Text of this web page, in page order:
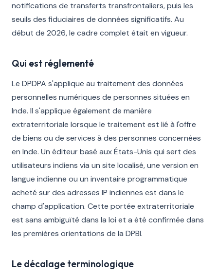
notifications de transferts transfrontaliers, puis les
seuils des fiduciaires de données significatifs. Au
début de 2026, le cadre complet était en vigueur.
Qui est réglementé
Le DPDPA s'applique au traitement des données
personnelles numériques de personnes situées en
Inde. Il s'applique également de manière
extraterritoriale lorsque le traitement est lié à l'offre
de biens ou de services à des personnes concernées
en Inde. Un éditeur basé aux États-Unis qui sert des
utilisateurs indiens via un site localisé, une version en
langue indienne ou un inventaire programmatique
acheté sur des adresses IP indiennes est dans le
champ d'application. Cette portée extraterritoriale
est sans ambiguïté dans la loi et a été confirmée dans
les premières orientations de la DPBI.
Le décalage terminologique